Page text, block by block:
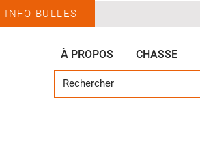
INFO-BULLES
À PROPOS CHASSE